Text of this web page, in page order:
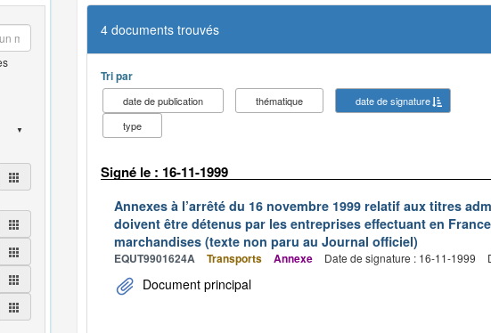
4 documents trouvés
Tri par
date de publication thématique
date de signature
type
Signé le : 16-11-1999
Annexes à l’arrêté du 16 novembre 1999 relatif aux titres
doivent être détenus par les entreprises effectuant en
marchandises (texte non paru au Journal officiel)
EQUT9901624A Transports Annexe Date de signature : 16-11-1999
Document principal